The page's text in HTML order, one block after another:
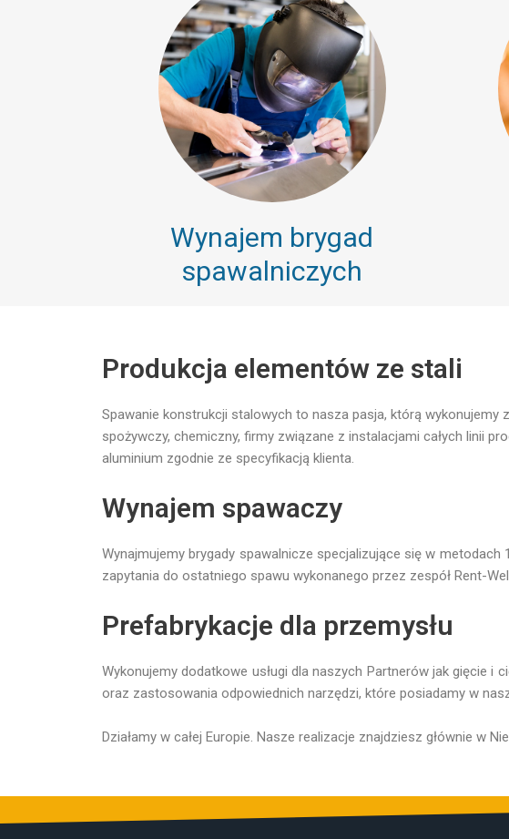
Wynajem brygad
spawalniczych
Produkcja elementów ze stali
Spawanie konstrukcji stalowych to nasza pasja, którą wykonujemy
spożywczy, chemiczny, firmy związane z instalacjami całych linii
aluminium zgodnie ze specyfikacją klienta.
Wynajem spawaczy
Wynajmujemy brygady spawalnicze specjalizujące się w metodach
zapytania do ostatniego spawu wykonanego przez zespół Rent-
Prefabrykacje dla przemysłu
Wykonujemy dodatkowe usługi dla naszych Partnerów jak gięcie i
oraz zastosowania odpowiednich narzędzi, które posiadamy w
Działamy w całej Europie. Nasze realizacje znajdziesz głównie w